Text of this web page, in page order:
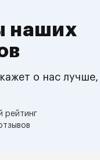
наших
о нас
рейтинг